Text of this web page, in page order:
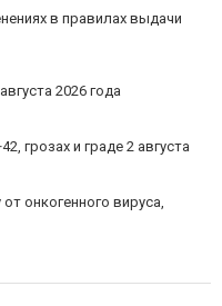
в правилах выдачи
2026 года
грозах и граде 2 августа
онкогенного вируса,